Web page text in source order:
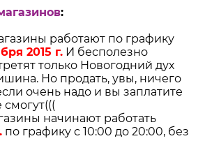
:
работают по графику
2015 г. И бесполезно
только Новогодний дух
Но продать, увы, ничего
очень надо и вы заплатите
начинают работать
по графику с 10:00 до 20:00, без